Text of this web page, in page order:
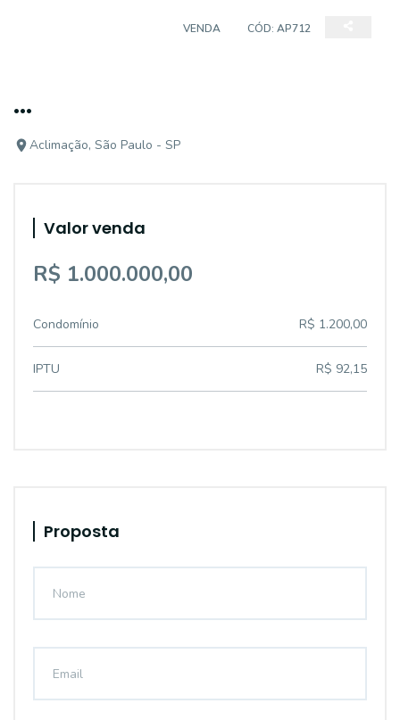
VENDA CÓD: AP712
...
Aclimação, São Paulo - SP
Valor venda
R$ 1.000.000,00
Condomínio R$ 1.200,00
IPTU R$ 92,15
Proposta